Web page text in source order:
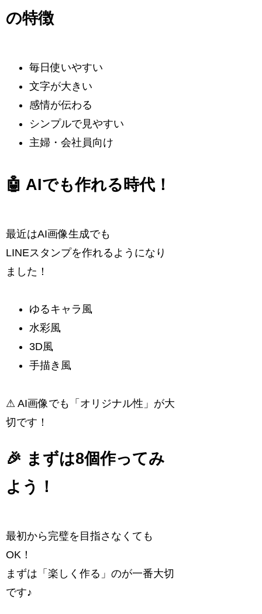
の特徴
毎日使いやすい
文字が大きい
感情が伝わる
シンプルで見やすい
主婦・会社員向け
🤖 AIでも作れる時代！
最近はAI画像生成でも
LINEスタンプを作れるようになり
ました！
ゆるキャラ風
水彩風
3D風
手描き風
⚠ AI画像でも「オリジナル性」が大
切です！
🎉 まずは8個作ってみ
よう！
最初から完璧を目指さなくても
OK！
まずは「楽しく作る」のが一番大切
です♪